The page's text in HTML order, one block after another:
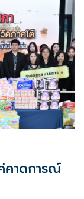
คาดการณ์